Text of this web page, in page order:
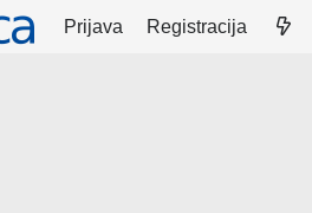
Prijava Registracija